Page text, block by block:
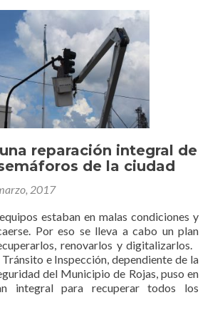
de
Mudynda
y
Multinversión
reparación integral de
de la ciudad
2017
estaban en malas condiciones y
Por eso se lleva a cabo un plan
renovarlos y digitalizarlos.
e Inspección, dependiente de la
del Municipio de Rojas, puso en
integral para recuperar todos los